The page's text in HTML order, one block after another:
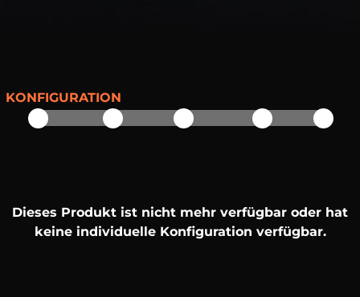
KONFIGURATION
Dieses Produkt ist nicht mehr verfügbar oder hat
keine individuelle Konfiguration verfügbar.